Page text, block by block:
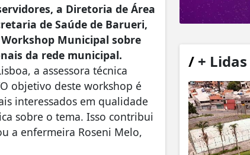
a Diretoria de Área
de Saúde de Barueri,
Municipal sobre
da rede municipal.
a assessora técnica
objetivo deste workshop é
interessados em qualidade
sobre o tema. Isso contribui
a enfermeira Roseni Melo,
/+ Lidas